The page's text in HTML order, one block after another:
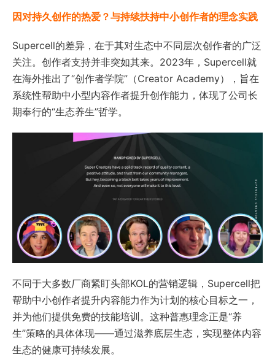
因对持久创作的热爱？与持续扶持中小创作者的理念实践
Supercell的差异，在于其对生态中不同层次创作者的广泛
关注。创作者支持并非突如其来。2023年，Supercell就
在海外推出了“创作者学院”（Creator Academy），旨在
系统性帮助中小型内容作者提升创作能力，体现了公司长
期奉行的“生态养生”哲学。
不同于大多数厂商紧盯头部KOL的营销逻辑，Supercell把
帮助中小创作者提升内容能力作为计划的核心目标之一，
并为他们提供免费的技能培训。这种普惠理念正是“养
生”策略的具体体现——通过滋养底层生态，实现整体内容
生态的健康可持续发展。